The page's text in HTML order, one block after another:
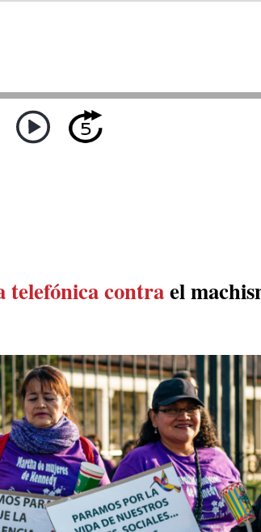
telefónica contrael